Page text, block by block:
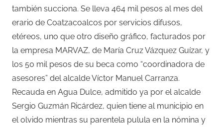
también succiona. Se lleva 464 mil pesos al mes del
erario de Coatzacoalcos por servicios difusos,
etéreos, uno que otro diseño gráfico, facturados por
la empresa MARVAZ, de María Cruz Vázquez Guízar, y
los 50 mil pesos de su beca como “coordinadora de
asesores” del alcalde Víctor Manuel Carranza.
Recauda en Agua Dulce, admitido ya por el alcalde
Sergio Guzmán Ricárdez, quien tiene al municipio en
el olvido mientras su parentela pulula en la nómina y